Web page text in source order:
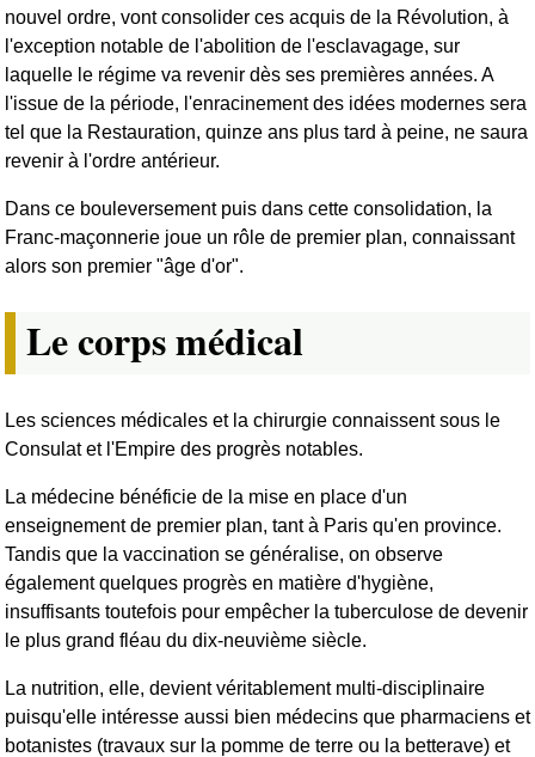
nouvel ordre, vont consolider ces acquis de la Révolution, à
l'exception notable de l'abolition de l'esclavagage, sur
laquelle le régime va revenir dès ses premières années. A
l'issue de la période, l'enracinement des idées modernes sera
tel que la Restauration, quinze ans plus tard à peine, ne saura
revenir à l'ordre antérieur.
Dans ce bouleversement puis dans cette consolidation, la
Franc-maçonnerie joue un rôle de premier plan, connaissant
alors son premier "âge d'or".
Le corps médical
Les sciences médicales et la chirurgie connaissent sous le
Consulat et l'Empire des progrès notables.
La médecine bénéficie de la mise en place d'un
enseignement de premier plan, tant à Paris qu'en province.
Tandis que la vaccination se généralise, on observe
également quelques progrès en matière d'hygiène,
insuffisants toutefois pour empêcher la tuberculose de devenir
le plus grand fléau du dix-neuvième siècle.
La nutrition, elle, devient véritablement multi-disciplinaire
puisqu'elle intéresse aussi bien médecins que pharmaciens et
botanistes (travaux sur la pomme de terre ou la betterave) et